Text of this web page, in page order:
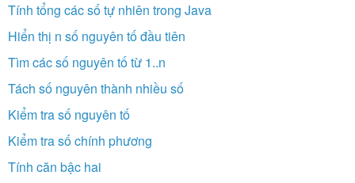
Tính tổng các số tự nhiên trong Java
Hiển thị n số nguyên tố đầu tiên
Tìm các số nguyên tố từ 1..n
Tách số nguyên thành nhiều số
Kiểm tra số nguyên tố
Kiểm tra số chính phương
Tính căn bậc hai